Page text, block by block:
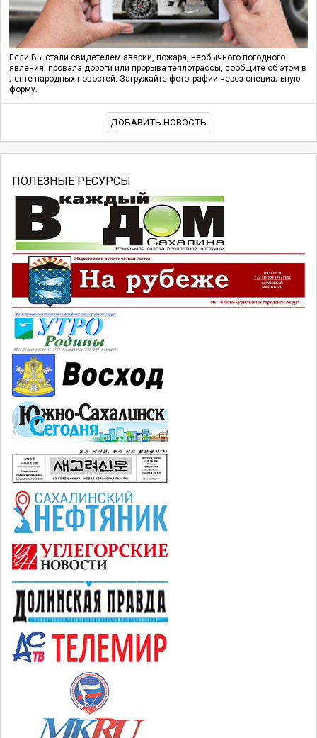
Если Вы стали свидетелем аварии, пожара, необычного погодного
явления, провала дороги или прорыва теплотрассы, сообщите об этом в
ленте народных новостей. Загружайте фотографии через специальную
форму.
ДОБАВИТЬ НОВОСТЬ
ПОЛЕЗНЫЕ РЕСУРСЫ